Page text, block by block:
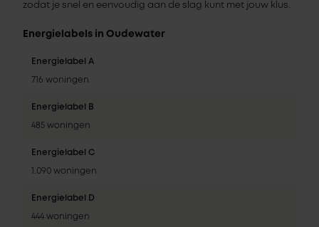
zodat je snel en eenvoudig aan de slag kunt met jouw klus.
Energielabels in Oudewater
Energielabel A
716 woningen
Energielabel B
485 woningen
Energielabel C
1.090 woningen
Energielabel D
444 woningen